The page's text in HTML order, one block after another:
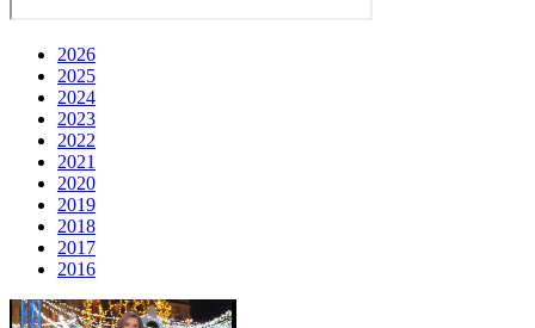
2026
2025
2024
2023
2022
2021
2020
2019
2018
2017
2016